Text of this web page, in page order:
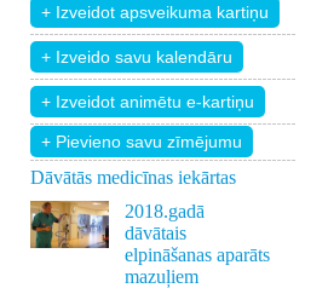
+ Pievieno savu zīmējumu
Dāvātās medicīnas iekārtas
2018.gadā
dāvātais
elpināšanas aparāts
mazuļiem